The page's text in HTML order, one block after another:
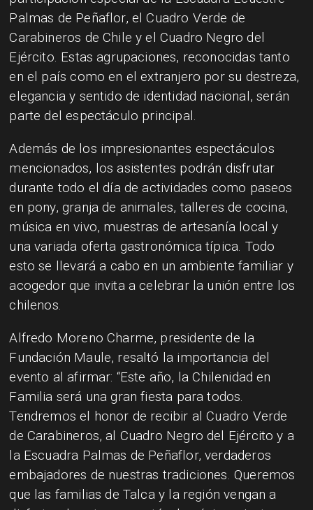
Palmas de Peñaflor, el Cuadro Verde de
Carabineros de Chile y el Cuadro Negro del
Ejército. Estas agrupaciones, reconocidas tanto
en el país como en el extranjero por su destreza,
elegancia y sentido de identidad nacional, serán
parte del espectáculo principal.
Además de los impresionantes espectáculos
mencionados, los asistentes podrán disfrutar
durante todo el día de actividades como paseos
en pony, granja de animales, talleres de cocina,
música en vivo, muestras de artesanía local y
una variada oferta gastronómica típica. Todo
esto se llevará a cabo en un ambiente familiar y
acogedor que invita a celebrar la unión entre los
chilenos.
Alfredo Moreno Charme, presidente de la
Fundación Maule, resaltó la importancia del
evento al afirmar: “Este año, la Chilenidad en
Familia será una gran fiesta para todos.
Tendremos el honor de recibir al Cuadro Verde
de Carabineros, al Cuadro Negro del Ejército y a
la Escuadra Palmas de Peñaflor, verdaderos
embajadores de nuestras tradiciones. Queremos
que las familias de Talca y la región vengan a